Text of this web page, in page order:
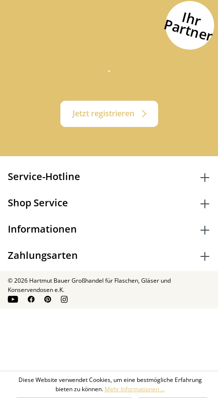
-
Jetzt registrieren
I
h
r
P
a
r
t
n
e
r
Service-Hotline
Shop Service
Informationen
Zahlungsarten
© 2026 Hartmut Bauer Großhandel für Flaschen, Gläser und
Konservendosen e.K.
Diese Website verwendet Cookies, um eine bestmögliche Erfahrung
bieten zu können. Mehr Informationen ...